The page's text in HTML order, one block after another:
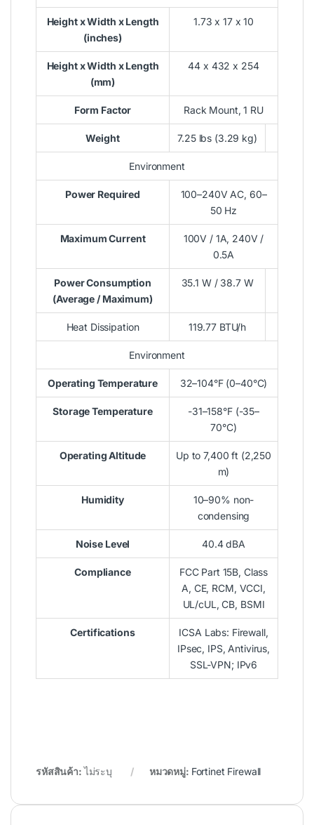
Height x Width x Length
(inches)
1.73 x 17 x 10
Height x Width x Length
(mm)
44 x 432 x 254
Form Factor Rack Mount, 1 RU
Weight 7.25 lbs (3.29 kg)
Environment
Power Required
100–240V AC, 60–
50 Hz
Maximum Current
100V / 1A, 240V /
0.5A
Power Consumption
(Average / Maximum)
35.1 W / 38.7 W
Heat Dissipation 119.77 BTU/h
Environment
Operating Temperature 32–104°F (0–40°C)
Storage Temperature
-31–158°F (-35–
70°C)
Operating Altitude
Up to 7,400 ft (2,250
m)
Humidity
10–90% non-
condensing
Noise Level 40.4 dBA
Compliance
FCC Part 15B, Class
A, CE, RCM, VCCI,
UL/cUL, CB, BSMI
Certifications
ICSA Labs: Firewall,
IPsec, IPS, Antivirus,
SSL-VPN; IPv6
รหัสสินค้า:ไม่ระบุ หมวดหมู่: Fortinet Firewall